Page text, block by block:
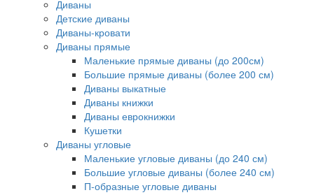
Диваны
Детские диваны
Диваны-кровати
Диваны прямые
Маленькие прямые диваны (до 200см)
Большие прямые диваны (более 200 см)
Диваны выкатные
Диваны книжки
Диваны еврокнижки
Кушетки
Диваны угловые
Маленькие угловые диваны (до 240 см)
Большие угловые диваны (более 240 см)
П-образные угловые диваны